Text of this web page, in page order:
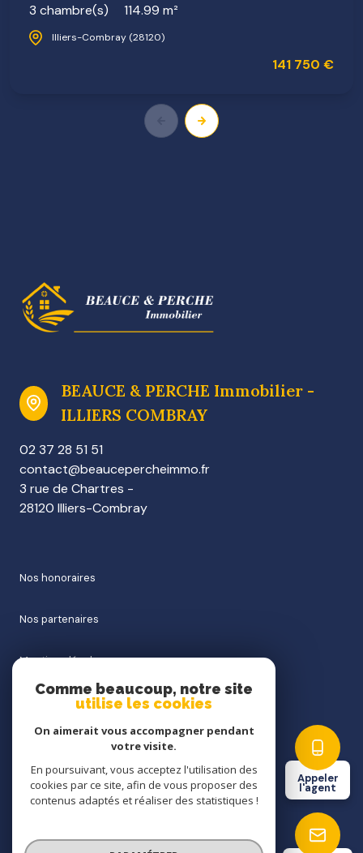
Appeler
l'agent
3 chambre(s)
114.99 m²
Illiers-Combray (28120)
141 750 €
BEAUCE & PERCHE Immobilier -
ILLIERS COMBRAY
02 37 28 51 51
contact@beaucepercheimmo.fr
3 rue de Chartres -
28120 Illiers-Combray
nos honoraires
nos partenaires
mentions légales
cookies
© 2026 | Tous droits réservés
Comme beaucoup, notre site
utilise les cookies
On aimerait vous accompagner pendant
votre visite.
En poursuivant, vous acceptez l'utilisation des
cookies par ce site, afin de vous proposer des
contenus adaptés et réaliser des statistiques !